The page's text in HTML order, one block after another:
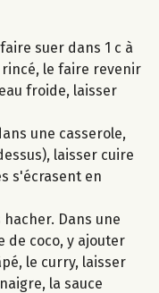
suer dans 1 c à
le faire revenir
froide, laisser
une casserole,
laisser cuire
s'écrasent en
Dans une
de coco, y ajouter
le curry, laisser
la sauce